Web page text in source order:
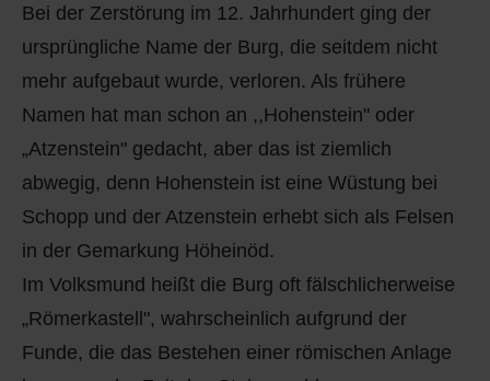
Bei der Zerstörung im 12. Jahrhundert ging der
ursprüngliche Name der Burg, die seitdem nicht
mehr aufgebaut wurde, verloren. Als frühere
Namen hat man schon an ,,Hohenstein" oder
„Atzenstein" gedacht, aber das ist ziemlich
abwegig, denn Hohenstein ist eine Wüstung bei
Schopp und der Atzenstein erhebt sich als Felsen
in der Gemarkung Höheinöd.
Im Volksmund heißt die Burg oft fälschlicherweise
„Römerkastell", wahrscheinlich aufgrund der
Funde, die das Bestehen einer römischen Anlage